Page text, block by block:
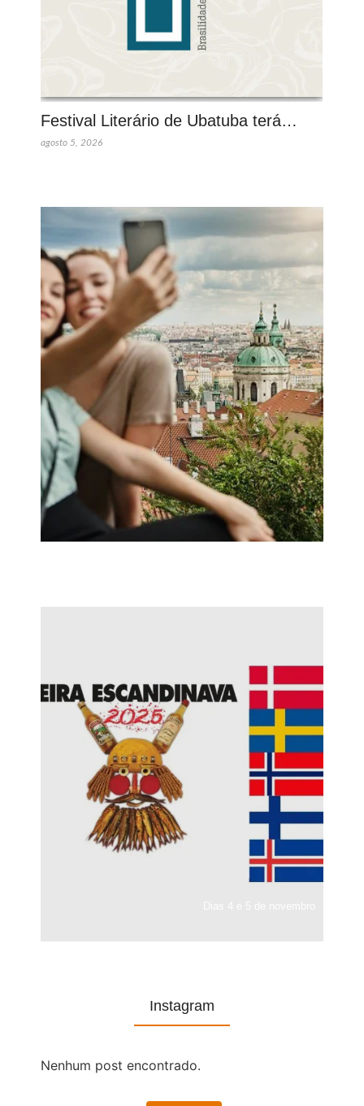
Festival Literário de Ubatuba terá…
agosto 5, 2026
Instagram
Nenhum post encontrado.